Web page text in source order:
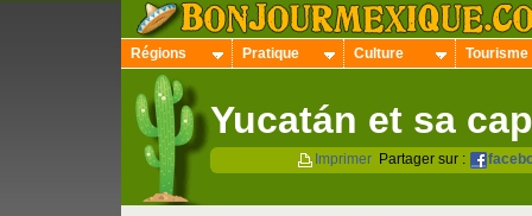
Régions Pratique Culture Tourisme
Yucatán et sa
Imprimer Partager sur :